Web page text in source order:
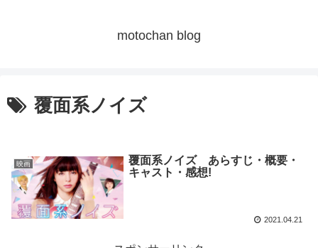
motochan blog
覆面系ノイズ
映画
覆面系ノイズ あらすじ・概要・
キャスト・感想!
2021.04.21